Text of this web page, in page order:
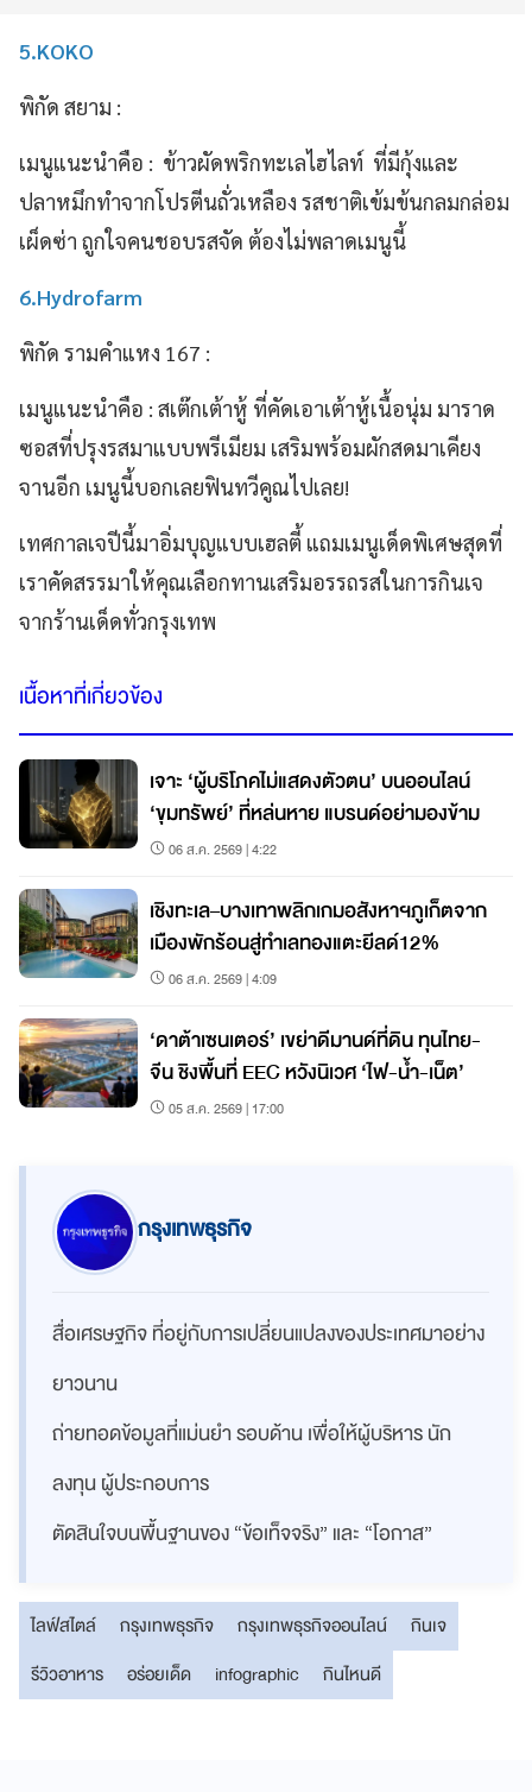
5.KOKO
พิกัด สยาม :
เมนูแนะนำคือ : ข้าวผัดพริกทะเลไฮไลท์ ที่มีกุ้งและ
ปลาหมึกทำจากโปรตีนถั่วเหลือง รสชาติเข้มข้นกลมกล่อม
เผ็ดซ่า ถูกใจคนชอบรสจัด ต้องไม่พลาดเมนูนี้
6.Hydrofarm
พิกัด รามคำแหง 167 :
เมนูแนะนำคือ : สเต๊กเต้าหู้ ที่คัดเอาเต้าหู้เนื้อนุ่ม มาราด
ซอสที่ปรุงรสมาแบบพรีเมียม เสริมพร้อมผักสดมาเคียง
จานอีก เมนูนี้บอกเลยฟินทวีคูณไปเลย!
เทศกาลเจปีนี้มาอิ่มบุญแบบเฮลตี้ แถมเมนูเด็ดพิเศษสุดที่
เราคัดสรรมาให้คุณเลือกทานเสริมอรรถรสในการกินเจ
จากร้านเด็ดทั่วกรุงเทพ
เนื้อหาที่เกี่ยวข้อง
เจาะ ‘ผู้บริโภคไม่แสดงตัวตน’ บนออนไลน์
‘ขุมทรัพย์’ ที่หล่นหาย แบรนด์อย่ามองข้าม
06 ส.ค. 2569 | 4:22
เชิงทะเล–บางเทาพลิกเกมอสังหาฯภูเก็ตจาก
เมืองพักร้อนสู่ทำเลทองแตะยีลด์12%
06 ส.ค. 2569 | 4:09
‘ดาต้าเซนเตอร์’ เขย่าดีมานด์ที่ดิน ทุนไทย-
จีน ชิงพื้นที่ EEC หวังนิเวศ ‘ไฟ-น้ำ-เน็ต’
05 ส.ค. 2569 | 17:00
กรุงเทพธุรกิจ
สื่อเศรษฐกิจ ที่อยู่กับการเปลี่ยนแปลงของประเทศมาอย่าง
ยาวนาน
ถ่ายทอดข้อมูลที่แม่นยำ รอบด้าน เพื่อให้ผู้บริหาร นัก
ลงทุน ผู้ประกอบการ
ตัดสินใจบนพื้นฐานของ “ข้อเท็จจริง” และ “โอกาส”
ไลฟ์สไตล์ กรุงเทพธุรกิจ กรุงเทพธุรกิจออนไลน์
กินเจ
รีวิวอาหาร
อร่อยเด็ด infographic กินไหนดี